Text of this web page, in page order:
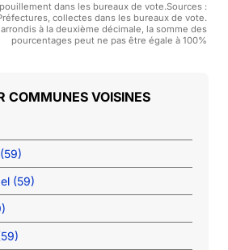
dans les bureaux de vote.Sources :
collectes dans les bureaux de vote.
à la deuxième décimale, la somme des
pourcentages peut ne pas être égale à 100%
COMMUNES VOISINES
(59)